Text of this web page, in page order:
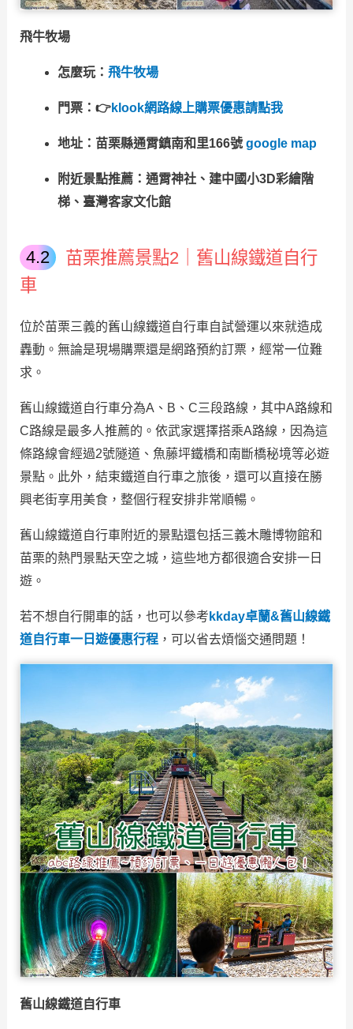
飛牛牧場
怎麼玩： 飛牛牧場
門票：👉klook網路線上購票優惠請點我
地址：苗栗縣通霄鎮南和里166號 google map
附近景點推薦：通霄神社、建中國小3D彩繪階
梯、臺灣客家文化館
苗栗推薦景點2｜舊山線鐵道自行
車
位於苗栗三義的舊山線鐵道自行車自試營運以來就造成
轟動。無論是現場購票還是網路預約訂票，經常一位難
求。
舊山線鐵道自行車分為A、B、C三段路線，其中A路線和
C路線是最多人推薦的。依武家選擇搭乘A路線，因為這
條路線會經過2號隧道、魚藤坪鐵橋和南斷橋秘境等必遊
景點。此外，結束鐵道自行車之旅後，還可以直接在勝
興老街享用美食，整個行程安排非常順暢。
舊山線鐵道自行車附近的景點還包括三義木雕博物館和
苗栗的熱門景點天空之城，這些地方都很適合安排一日
遊。
若不想自行開車的話，也可以參考 kkday卓蘭&舊山線鐵
道自行車一日遊優惠行程，可以省去煩惱交通問題！
舊山線鐵道自行車